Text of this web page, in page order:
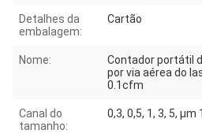
Detalhes da
embalagem:
Cartão
Nome:
Contador portátil
por via aérea do
0.1cfm
Canal do
tamanho:
0,3, 0,5, 1, 3, 5, μm